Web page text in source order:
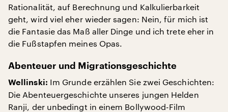
Rationalität, auf Berechnung und Kalkulierbarkeit
geht, wird viel eher wieder sagen: Nein, für mich ist
die Fantasie das Maß aller Dinge und ich trete eher in
die Fußstapfen meines Opas.
Abenteuer und Migrationsgeschichte
Wellinski: Im Grunde erzählen Sie zwei Geschichten:
Die Abenteuergeschichte unseres jungen Helden
Ranji, der unbedingt in einem Bollywood-Film